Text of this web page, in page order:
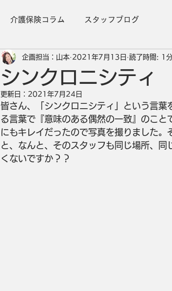
介護保険コラム スタッフブログ
シンクロニシティ
企画担当：山本 2021年7月13日 読了時間: 1
更新日： 2021年7月24日
皆さん、「シンクロニシティ」という言
る言葉で『意味のある偶然の一致』のこ
にもキレイだったので写真を撮りました
と、なんと、そのスタッフも同じ場所、
くないですか？？